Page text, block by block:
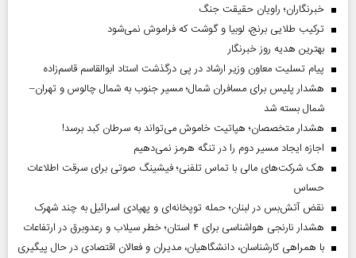
خبرنگاران؛ راویان حقیقت جنگ
ترکیب طلایی برنج، لوبیا و گوشت که فراموش نمی‌شود
بهترین هدیه روز خبرنگار
پیام تسلیت معاون وزیر ارشاد در پی درگذشت استاد ابوالقاسم قاسم‌زاده
هشدار پلیس برای مسافران شمال؛ مسیر جنوب به شمال چالوس و تهران–
شمال بسته شد
هشدار متخصصان؛ هپاتیت خاموش می‌تواند به سرطان کبد برسد!
اجازه ایجاد مسیر دوم را در تنگه هرمز نمی‌دهیم
هک شرکت‌های مالی با تماس تلفنی؛ فیشینگ صوتی برای سرقت اطلاعات
حساس
نقض آتش‌بس در لبنان؛ حمله توپخانه‌ای و پهپادی اسرائیل به چند شهرک
هشدار نارنجی هواشناسی برای ۴ استان؛ خطر سیلاب و رعدوبرق در ارتفاعات
با همراهی کارشناسان، دانشگاهیان، مدیران و فعالان اقتصادی در حال پیگیری